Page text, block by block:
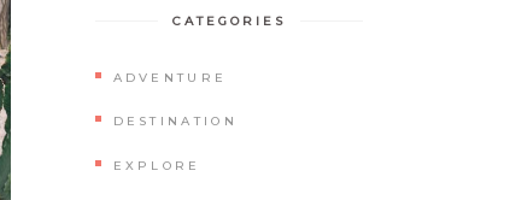
CATEGORIES
ADVENTURE
DESTINATION
EXPLORE